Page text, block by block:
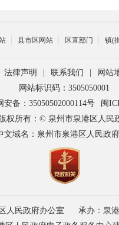
县市区网站 区直部门 镇(
法律声明 联系我们 网站
网站标识码：3505050001
安备：35050502000114号
闽
版权所有：© 泉州市泉港区人民
文域名：泉州市泉港区人民政
人民政府办公室
承办：泉